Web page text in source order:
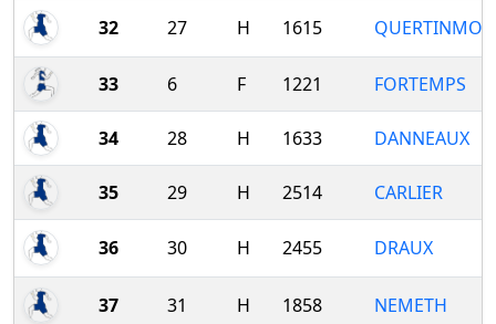
32 27 H 1615
33 6 F 1221 FORTEMPS
34 28 H 1633 DANNEAUX
35 29 H 2514 CARLIER
36 30 H 2455 DRAUX
37 31 H 1858 NEMETH